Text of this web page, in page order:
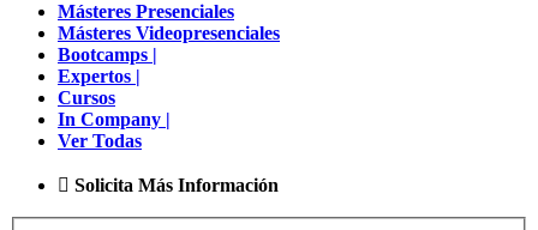
Másteres Presenciales
Másteres Videopresenciales
Bootcamps |
Expertos |
Cursos
In Company |
Ver Todas
Solicita Más Información